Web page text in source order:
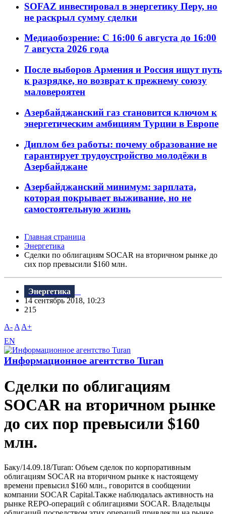
SOFAZ инвестировал в энергетику Перу, но
не раскрыл сумму сделки
Медиаобозрение: С 16:00 6 августа до 16:00
7 августа 2026 года
После выборов Армения и Россия ищут путь
к разрядке, но возврат к прежнему союзу
маловероятен
Азербайджанский газ становится ключом к
энергетическим амбициям Турции в Европе
Диплом без работы: почему образование не
гарантирует трудоустройство молодёжи в
Азербайджане
Азербайджанский минимум: зарплата,
которая покрывает выживание, но не
самостоятельную жизнь
Главная страница
Энергетика
Сделки по облигациям SOCAR на вторичном рынке до
сих пор превысили $160 млн.
Энергетика
14 сентябрь 2018, 10:23
215
A- A A+
EN
Информационное агентство Turan
Сделки по облигациям
SOCAR на вторичном рынке
до сих пор превысили $160
млн.
Баку/14.09.18/Turan: Объем сделок по корпоративным
облигациям SOCAR на вторичном рынке к настоящему
времени превысил $160 млн., говорится в сообщении
компании SOCAR Capital.Также наблюдалась активность на
рынке REPO-операций с облигациями SOCAR. Bладельцы